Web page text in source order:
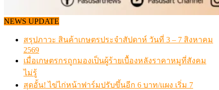
NEWS UPDATE
สรุปภาวะ สินค้าเกษตรประจำสัปดาห์ วันที่ 3 – 7 สิงหาคม
2569
เมื่อเกษตรกรถูกมองเป็นผู้ร้ายเบื้องหลังราคาหมูที่สังคม
ไม่รู้
สุดอั้น! ไข่ไก่หน้าฟาร์มปรับขึ้นอีก 6 บาท/แผง เริ่ม 7